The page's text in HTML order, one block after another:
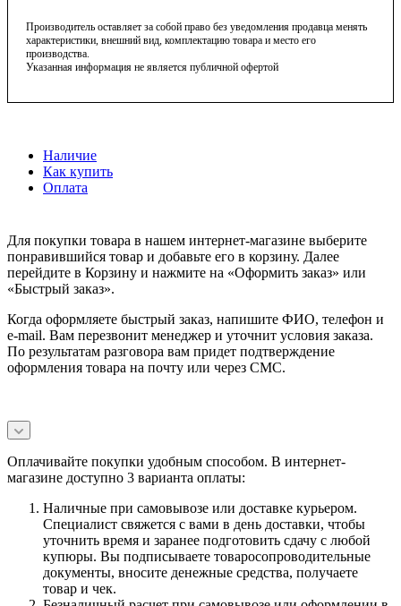
Производитель оставляет за собой право без уведомления продавца менять
характеристики, внешний вид, комплектацию товара и место его
производства.
Указанная информация не является публичной офертой
Наличие
Как купить
Оплата
Для покупки товара в нашем интернет-магазине выберите
понравившийся товар и добавьте его в корзину. Далее
перейдите в Корзину и нажмите на «Оформить заказ» или
«Быстрый заказ».
Когда оформляете быстрый заказ, напишите ФИО, телефон и
e-mail. Вам перезвонит менеджер и уточнит условия заказа.
По результатам разговора вам придет подтверждение
оформления товара на почту или через СМС.
Оплачивайте покупки удобным способом. В интернет-
магазине доступно 3 варианта оплаты:
Наличные при самовывозе или доставке курьером.
Специалист свяжется с вами в день доставки, чтобы
уточнить время и заранее подготовить сдачу с любой
купюры. Вы подписываете товаросопроводительные
документы, вносите денежные средства, получаете
товар и чек.